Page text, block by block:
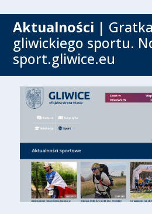
Aktualności |
gliwickiego sportu.
sport.gliwice.eu